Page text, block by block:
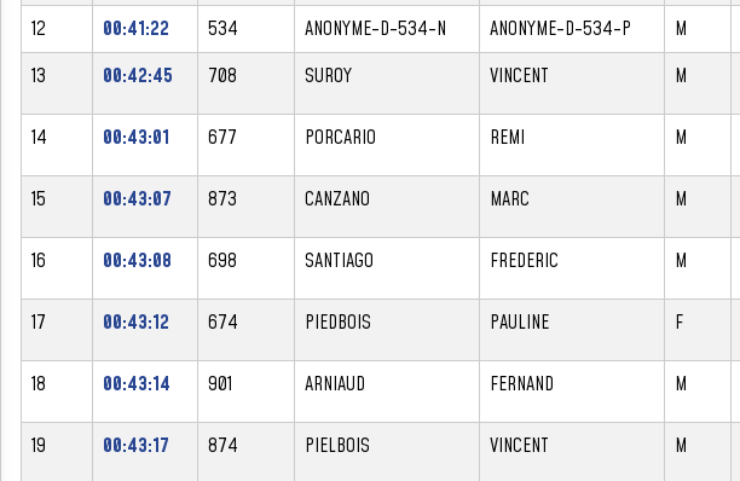
12 00:41:22 534 ANONYME-D-534-N ANONYME-D-534-P M
13
00:42:45 708 SUROY VINCENT M
14 00:43:01 677 PORCARIO REMI M
15 00:43:07 873 CANZANO MARC M
16 00:43:08 698 SANTIAGO FREDERIC M
17 00:43:12 674 PIEDBOIS PAULINE F
18 00:43:14 901 ARNIAUD FERNAND M
19 00:43:17 874 PIELBOIS VINCENT M